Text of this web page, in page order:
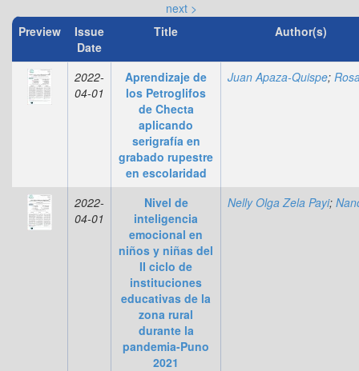
next >
Preview
Issue
Date
Title Author(s)
2022-
04-01
Aprendizaje de
los Petroglifos
de Checta
aplicando
serigrafía en
grabado rupestre
en escolaridad
Juan Apaza-Quispe; Rosa Romero-
2022-
04-01
Nivel de
inteligencia
emocional en
niños y niñas del
II ciclo de
instituciones
educativas de la
zona rural
durante la
pandemia-Puno
2021
Nelly Olga Zela Payi; Nancy Chambi